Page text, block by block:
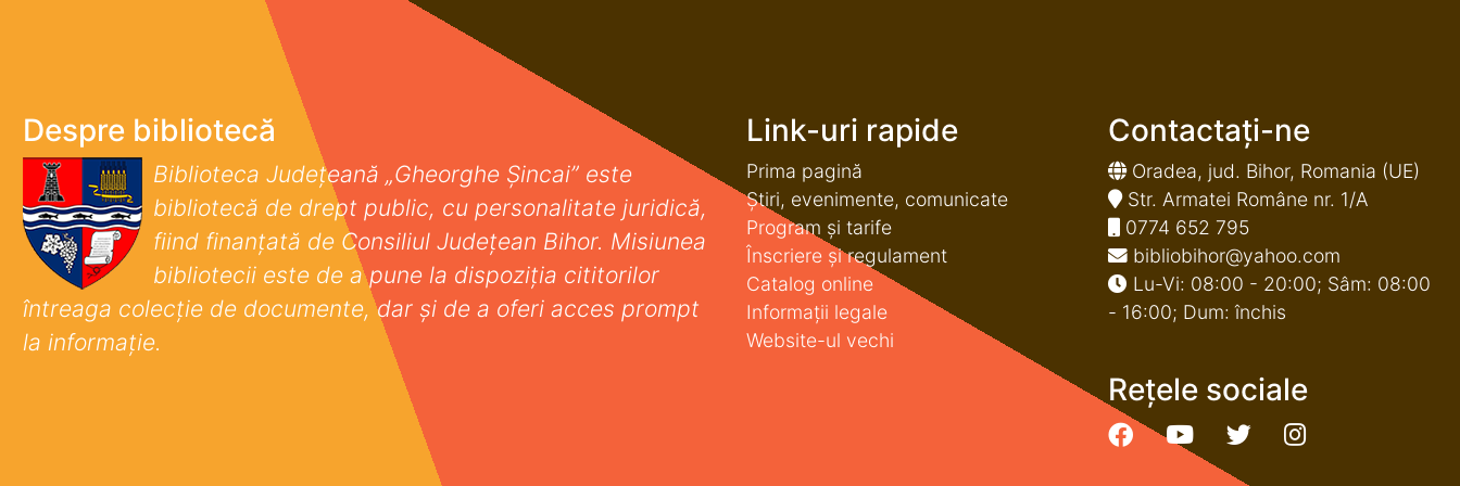
Despre bibliotecă
Biblioteca Județeană „Gheorghe Șincai” este
bibliotecă de drept public, cu personalitate juridică,
fiind finanţată de Consiliul Judeţean Bihor. Misiunea
bibliotecii este de a pune la dispoziţia cititorilor
întreaga colecţie de documente, dar şi de a oferi acces prompt
la informaţie.
Link-uri rapide
Prima pagină
Știri, evenimente, comunicate
Program și tarife
Înscriere și regulament
Catalog online
Informații legale
Website-ul vechi
Contactați-ne
Oradea, jud. Bihor, Romania (UE)
Str. Armatei Române nr. 1/A
0774 652 795
bibliobihor@yahoo.com
Lu-Vi: 08:00 - 20:00; Sâm: 08:00
- 16:00; Dum: închis
Rețele sociale